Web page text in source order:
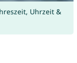
Uhrzeit &